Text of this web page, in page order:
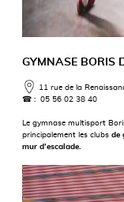
GYMNASE BORIS
11 rue de la
☎ : 05 56 02 38 40
Le gymnase multisport
principalement les clubsde
mur d’escalade.